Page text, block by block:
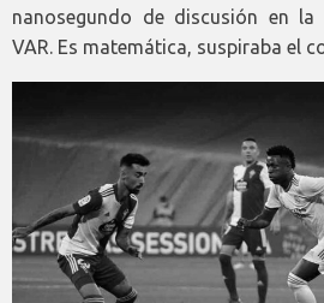
nanosegundo de discusión en
VAR. Es matemática, suspiraba el